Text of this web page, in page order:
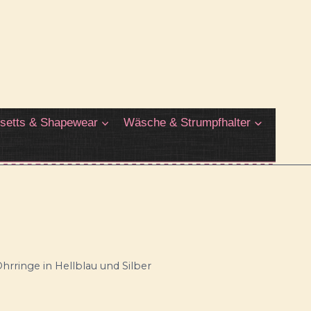
& Shapewear Wäsche & Strumpfhalter
in Hellblau und Silber